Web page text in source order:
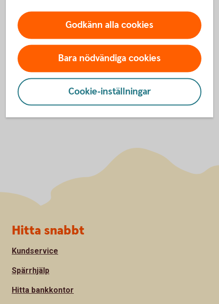
godkänna cookies för Funktioner, prestanda
Inställningar för cookies
Godkänn alla cookies
Bara nödvändiga cookies
Cookie-inställningar
Sidfot
Hitta snabbt
Kundservice
Spärrhjälp
Hitta bankkontor